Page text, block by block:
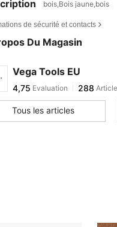
bois,Bois jaune,bois
de sécurité et contacts
Du Magasin
Vega Tools EU
4,75 Evaluation 288
Tous les articles